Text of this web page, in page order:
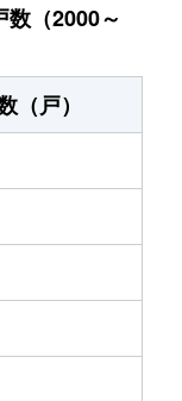
（2000～
（戸）